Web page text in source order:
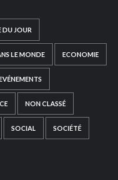
DU JOUR
LE MONDE ECONOMIE
NON CLASSÉ
SOCIAL SOCIÉTÉ